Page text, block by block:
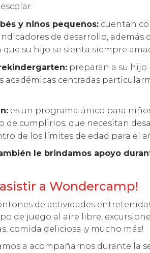
y niños pequeños: cuentan
de desarrollo, además
su hijo se sienta siempre
preparan a su hijo
centradas
es un programa único para
de cumplirlos, que necesitan
de los límites de edad para el
le brindamos apoyo
a Wondercamp!
de actividades
de juego al aire libre,
comida deliciosa ¡y mucho más!
a acompañarnos durante la